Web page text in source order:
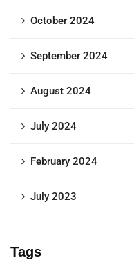
October 2024
September 2024
August 2024
July 2024
February 2024
July 2023
Tags